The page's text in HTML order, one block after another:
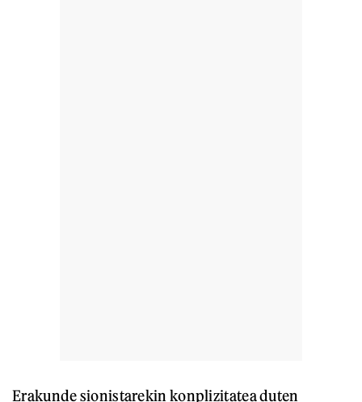
Erakunde sionistarekin konplizitatea duten